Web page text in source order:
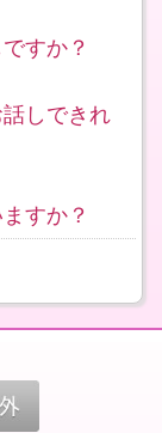
すか？
しできれ
すか？